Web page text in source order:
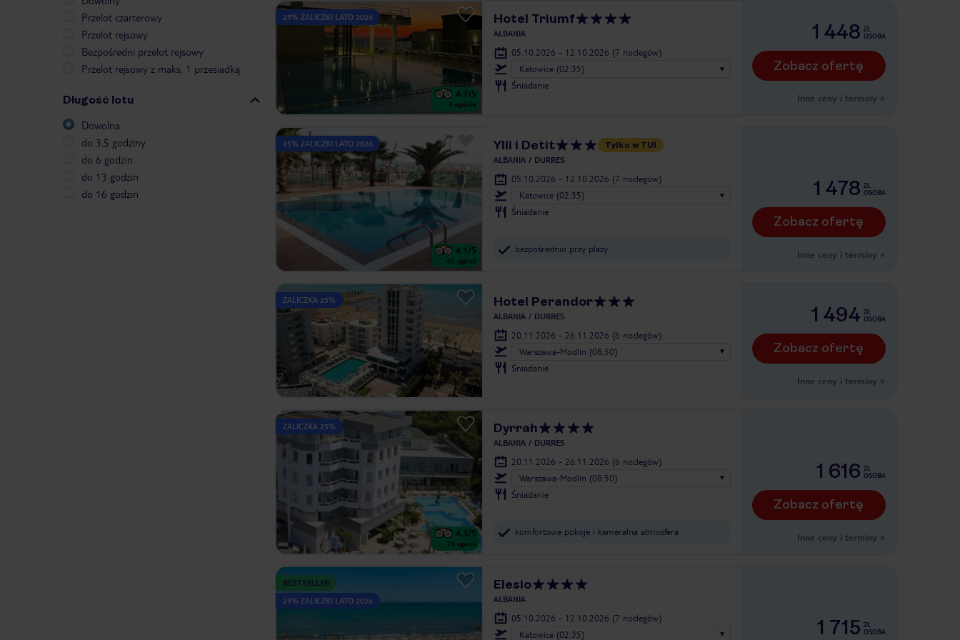
Przelot czarterowy
Przelot rejsowy
Bezpośredni przelot rejsowy
Przelot rejsowy z maks. 1 przesiadką
Długość lotu
Dowolna
do 3,5 godziny
do 6 godzin
do 13 godzin
do 16 godzin
25% ZALICZKI LATO 2026
4.7/5
3 opinie
Hotel Triumf
ALBANIA
05.10.2026 - 12.10.2026 (7 noclegów)
Katowice (02:35)
Śniadanie
1 448 ZŁ
OSOBA
Zobacz ofertę
Inne ceny i terminy »
25% ZALICZKI LATO 2026
4.1/5
45 opinii
Ylli i Detit Tylko w TUI
ALBANIA DURRES
05.10.2026 - 12.10.2026 (7 noclegów)
Katowice (02:35)
Śniadanie
bezpośrednio przy plaży
1 478 ZŁ
OSOBA
Zobacz ofertę
Inne ceny i terminy »
ZALICZKA 25% Hotel Perandor
ALBANIA DURRES
20.11.2026 - 26.11.2026 (6 noclegów)
Warszawa-Modlin (08:50)
Śniadanie
1 494 ZŁ
OSOBA
Zobacz ofertę
Inne ceny i terminy »
ZALICZKA 25%
4.3/5
78 opinii
Dyrrah
ALBANIA DURRES
20.11.2026 - 26.11.2026 (6 noclegów)
Warszawa-Modlin (08:50)
Śniadanie
komfortowe pokoje i kameralna atmosfera
1 616 ZŁ
OSOBA
Zobacz ofertę
Inne ceny i terminy »
BESTSELLER
25% ZALICZKI LATO 2026
Elesio
ALBANIA
05.10.2026 - 12.10.2026 (7 noclegów)
Katowice (02:35)
1 715 ZŁ
OSOBA